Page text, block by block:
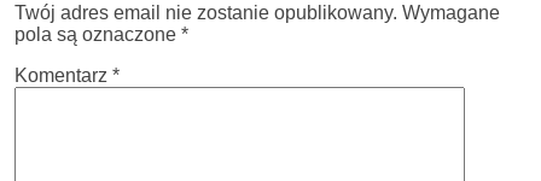
Twój adres email nie zostanie opublikowany. Wymagane
pola są oznaczone *
Komentarz *